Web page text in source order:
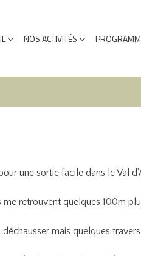
NOS ACTIVITÉS
une sortie facile dans le Val
retrouvent quelques 100m
mais quelques